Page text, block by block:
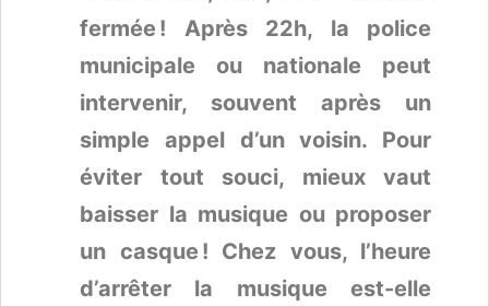
fermée ! Après 22h, la police
municipale ou nationale peut
intervenir, souvent après un
simple appel d’un voisin. Pour
éviter tout souci, mieux vaut
baisser la musique ou proposer
un casque ! Chez vous, l’heure
d’arrêter la musique est-elle